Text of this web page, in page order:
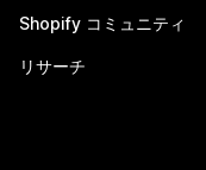
Shopify コミュニティ
リサーチ